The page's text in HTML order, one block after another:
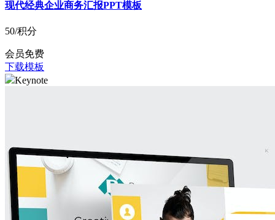
现代经典企业商务汇报PPT模板
50/积分
会员免费
下载模板
Keynote